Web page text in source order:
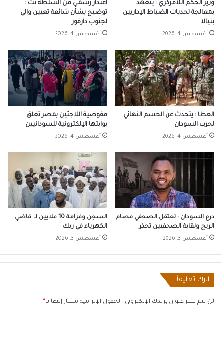
وزير الحكم اللامركزي : يتعهد
بمعالجة تحديات الضباط الإداريين
بنيالا
أغسطس 4, 2026
اعتذار رسمـي من السلطة نت :
توضيح بشأن شائعة تعيين والي
لجنوب دارفور
أغسطس 4, 2026
العطا : يتحدث عن الحسم النهائي
لحرب السودان
أغسطس 4, 2026
مفوضية اللاجئين بمصر تغلق
بوابتها الإلكترونية للسودانيين
أغسطس 4, 2026
درع السودان : تعتقل الصحفي عصام
الريح ونقابة الصحفيين تحذر
أغسطس 3, 2026
السجن وغرامة 10 ملايين لـ قاضي
الكهرباء في ربك
أغسطس 3, 2026
اترك تعليقاً
لن يتم نشر عنوان بريدك الإلكتروني. الحقول الإلزامية مشار إليها بـ *